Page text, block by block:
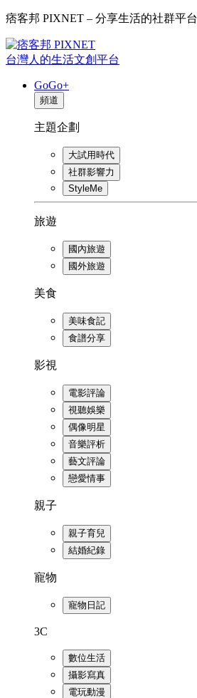
痞客邦 PIXNET – 分享生活的社群平台
台灣人的生活文創平台
GoGo+
頻道
主題企劃
大試用時代
社群影響力
StyleMe
旅遊
國內旅遊
國外旅遊
美食
美味食記
食譜分享
影視
電影評論
視聽娛樂
偶像明星
音樂評析
藝文評論
戀愛情事
親子
親子育兒
結婚紀錄
寵物
寵物日記
3C
數位生活
攝影寫真
電玩動漫